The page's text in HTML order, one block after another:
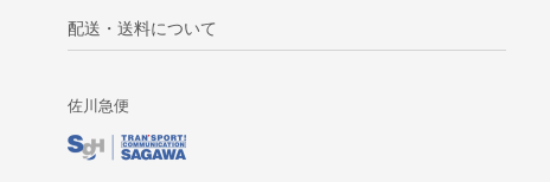
配送・送料について
佐川急便